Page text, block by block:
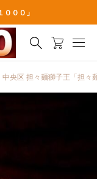
００」
中央区 担々麺獅子王「担々